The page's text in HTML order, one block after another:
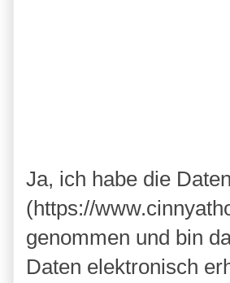
Ja, ich habe die
(https://
genommen und bin
Daten elektronisch